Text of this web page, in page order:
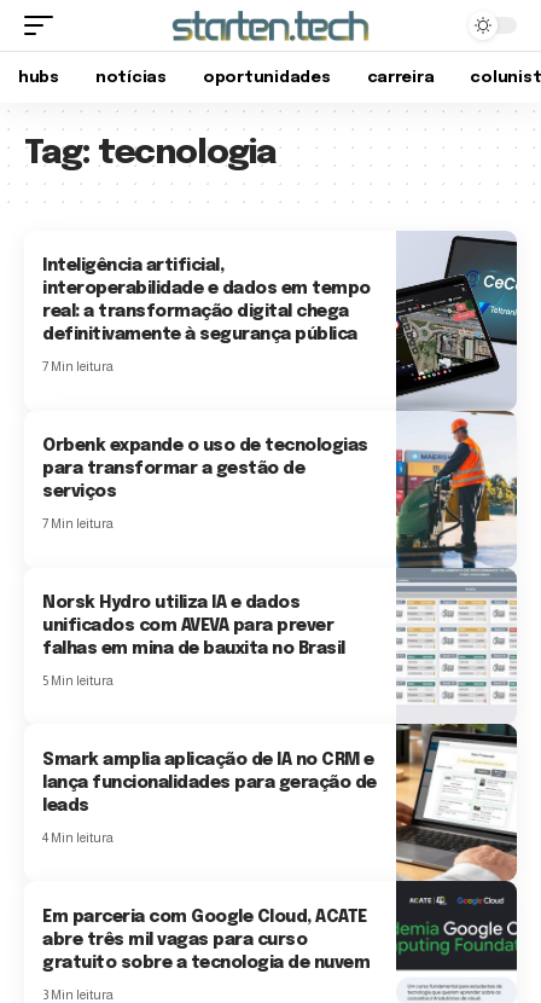
hubs notícias oportunidades carreira
Tag: tecnologia
Inteligência artificial,
interoperabilidade e dados em tempo
real: a transformação digital chega
definitivamente à segurança pública
7 Min leitura
Orbenk expande o uso de tecnologias
para transformar a gestão de
serviços
7 Min leitura
Norsk Hydro utiliza IA e dados
unificados com AVEVA para prever
falhas em mina de bauxita no Brasil
5 Min leitura
Smark amplia aplicação de IA no CRM e
lança funcionalidades para geração de
leads
4 Min leitura
Em parceria com Google Cloud, ACATE
abre três mil vagas para curso
gratuito sobre a tecnologia de nuvem
3 Min leitura